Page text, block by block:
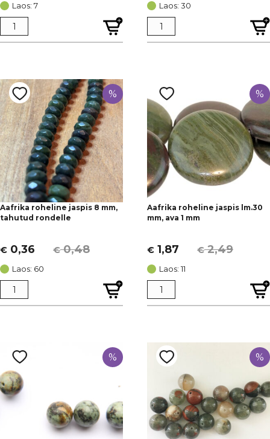
hind
oli:
€ 0,84.
price
is:
€ 0,63.
Laos: 7
hind
oli:
€ 0,31.
price
is:
€ 0,23.
Laos: 30
%
Aafrika roheline jaspis 8 mm,
tahutud rondelle
€0,48
Algne
hind
oli:
€ 0,48.
€ 0,36
Current
price
is:
€ 0,36.
Laos: 60
%
Aafrika roheline jaspis lm.30
mm, ava 1 mm
€2,49
Algne
hind
oli:
€ 2,49.
€ 1,87
Current
price
is:
€ 1,87.
Laos: 11
% %
Soovid saada 5€ alet oma esimeselt ostult?
Registreeru, ning saadame sulle kupongi
väärtusega 5€ kasutamiseks üle 20€ ostuga! Lisaks
saad kasutada mugavat soovinimekirja.
Ei, aitäh!